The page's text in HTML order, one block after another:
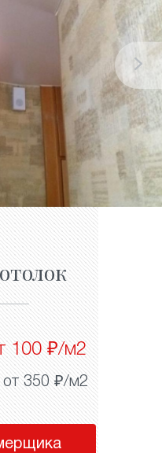
100 ₽/м2
350 ₽/м2